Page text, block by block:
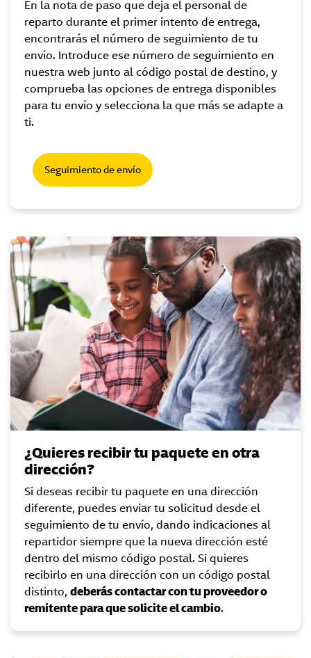
En la nota de paso que deja el personal de
reparto durante el primer intento de entrega,
encontrarás el número de seguimiento de tu
envío. Introduce ese número de seguimiento en
nuestra web junto al código postal de destino, y
comprueba las opciones de entrega disponibles
para tu envío y selecciona la que más se adapte a
ti.
Seguimiento de envío
¿Quieres recibir tu paquete en otra
dirección?
Si deseas recibir tu paquete en una dirección
diferente, puedes enviar tu solicitud desde el
seguimiento de tu envío, dando indicaciones al
repartidor siempre que la nueva dirección esté
dentro del mismo código postal. Si quieres
recibirlo en una dirección con un código postal
distinto, deberás contactar con tu proveedor o
remitente para que solicite el cambio.